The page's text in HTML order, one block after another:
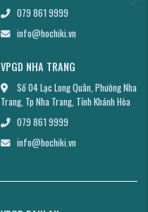
079 861 9999
info@hochiki.vn
VPGD NHA TRANG
Số 04 Lạc Long Quân, Phường Nha
Trang, Tp Nha Trang, Tỉnh Khánh Hòa
079 861 9999
info@hochiki.vn